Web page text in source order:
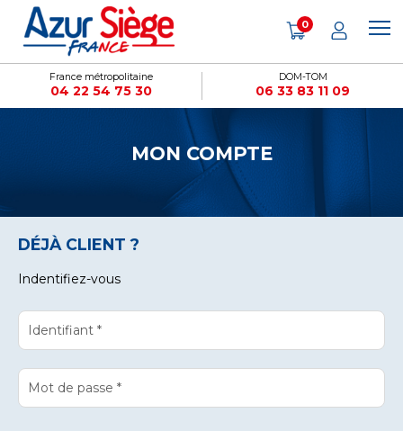
France métropolitaine
04 22 54 75 30
DOM-TOM
06 33 83 11 09
0
MON COMPTE
DÉJÀ CLIENT ?
Indentifiez-vous
Cookies management panel